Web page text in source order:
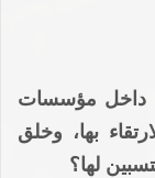
داخل مؤسسات
بها، وخلق
لها؟